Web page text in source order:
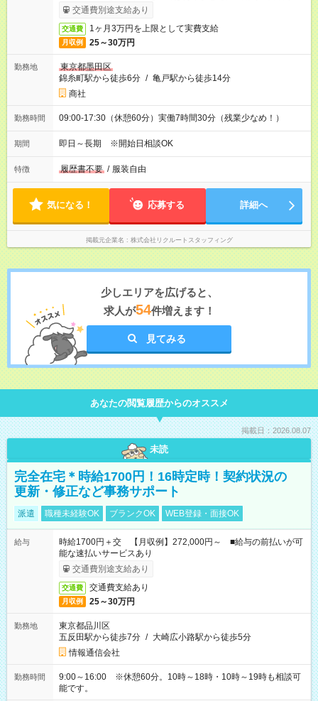
ービス利用可（利用条件有）
交通費別途支給あり
交通費 1ヶ月3万円を上限として実費支給
月収例 25～30万円
勤務地
東京都墨田区
錦糸町駅から徒歩6分 / 亀戸駅から徒歩14分
商社
勤務時間 09:00-17:30（休憩60分）実働7時間30分（残業少なめ！）
期間 即日～長期 ※開始日相談OK
特徴 履歴書不要 / 服装自由
気になる！ 応募する 詳細へ
掲載元企業名 株式会社リクルートスタッフィング
少しエリアを広げると、
求人が54件増えます！
見てみる
あなたの閲覧履歴からのオススメ
掲載日：2026.08.07
未読
完全在宅＊時給1700円！16時定時！契約状況の
更新・修正など事務サポート
派遣 職種未経験OK ブランクOK WEB登録・面接OK
給与
時給1700円＋交 【月収例】272,000円～ ■給与の前払いが可
能な速払いサービスあり
交通費別途支給あり
交通費 交通費支給あり
月収例 25～30万円
勤務地
東京都品川区
五反田駅から徒歩7分 / 大崎広小路駅から徒歩5分
情報通信会社
勤務時間
9:00～16:00 ※休憩60分。10時～18時・10時～19時も相談可
能です。